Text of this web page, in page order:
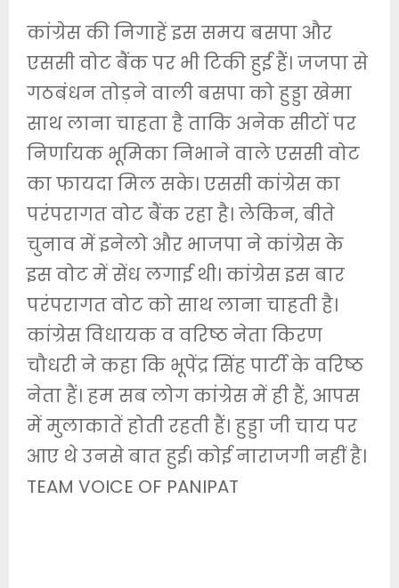
कांग्रेस की निगाहें इस समय बसपा और
एससी वोट बैंक पर भी टिकी हुई हैं। जजपा से
गठबंधन तोड़ने वाली बसपा को हुड्डा खेमा
साथ लाना चाहता है ताकि अनेक सीटों पर
निर्णायक भूमिका निभाने वाले एससी वोट
का फायदा मिल सके। एससी कांग्रेस का
परंपरागत वोट बैंक रहा है। लेकिन, बीते
चुनाव में इनेलो और भाजपा ने कांग्रेस के
इस वोट में सेंध लगाई थी। कांग्रेस इस बार
परंपरागत वोट को साथ लाना चाहती है।
कांग्रेस विधायक व वरिष्ठ नेता किरण
चौधरी ने कहा कि भूपेंद्र सिंह पार्टी के वरिष्ठ
नेता हैं। हम सब लोग कांग्रेस में ही हैं, आपस
में मुलाकातें होती रहती हैं। हुड्डा जी चाय पर
आए थे उनसे बात हुई। कोई नाराजगी नहीं है।
TEAM VOICE OF PANIPAT